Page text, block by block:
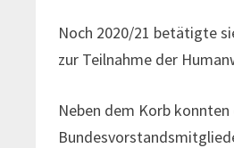
Noch 2020/21 betätigte
zur Teilnahme der
Neben dem Korb